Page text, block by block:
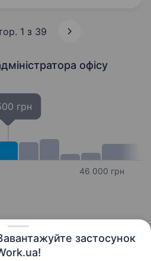
застосунок
1 з 39
офісу
грн
46 000 грн